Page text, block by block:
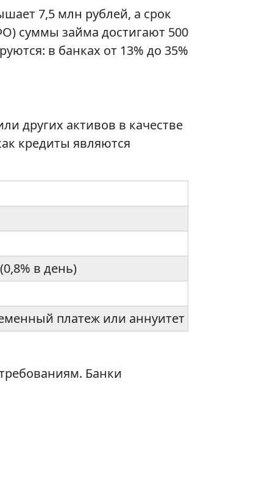
7,5 млн рублей, а срок
суммы займа достигают 500
в банках от 13% до 35%
других активов в качестве
кредиты являются
в день)
платеж или аннуитет
Банки